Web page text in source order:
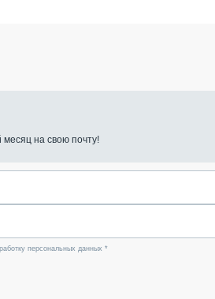
месяц на свою почту!
персональных данных *